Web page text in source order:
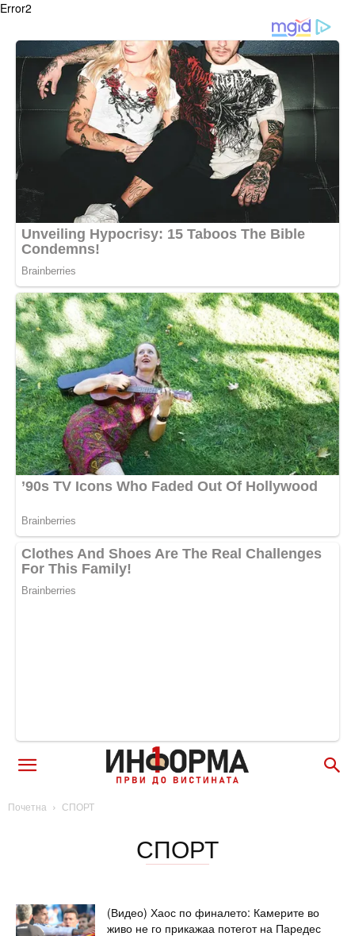
Error2
Почетна СПОРТ
СПОРТ
(Видео) Хаос по финалето: Камерите во
живо не го прикажаа потегот на Паредес